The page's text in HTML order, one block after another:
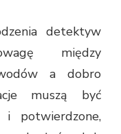
detektyw
między
a dobro
muszą być
i potwierdzone,